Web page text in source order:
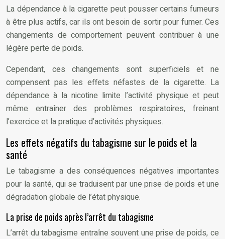
La dépendance à la cigarette peut pousser certains fumeurs
à être plus actifs, car ils ont besoin de sortir pour fumer. Ces
changements de comportement peuvent contribuer à une
légère perte de poids.
Cependant, ces changements sont superficiels et ne
compensent pas les effets néfastes de la cigarette. La
dépendance à la nicotine limite l’activité physique et peut
même entraîner des problèmes respiratoires, freinant
l’exercice et la pratique d’activités physiques.
Les effets négatifs du tabagisme sur le poids et la
santé
Le tabagisme a des conséquences négatives importantes
pour la santé, qui se traduisent par une prise de poids et une
dégradation globale de l’état physique.
La prise de poids après l’arrêt du tabagisme
L’arrêt du tabagisme entraîne souvent une prise de poids, ce